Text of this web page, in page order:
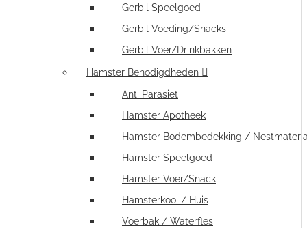
Gerbil Speelgoed
Gerbil Voeding/Snacks
Gerbil Voer/Drinkbakken
Hamster Benodigdheden
Anti Parasiet
Hamster Apotheek
Hamster Bodembedekking /
Hamster Speelgoed
Hamster Voer/Snack
Hamsterkooi / Huis
Voerbak / Waterfles